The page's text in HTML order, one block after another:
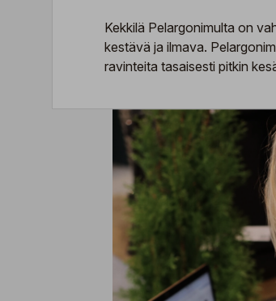
Kekkilä Pelargonimulta on
kestävä ja ilmava.
ravinteita tasaisesti pitkin